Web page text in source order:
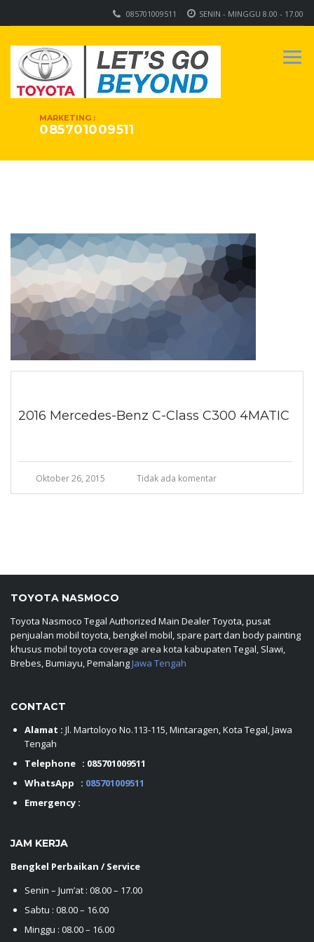
SENIN - MINGGU 8.00 - 17.00
085701009511
MARKETING :
085701009511
2016 Mercedes-Benz C-Class C300 4MATIC
Oktober 26, 2015 Tidak ada komentar
TOYOTA NASMOCO
Toyota Nasmoco Tegal Authorized Main Dealer Toyota, pusat
penjualan mobil toyota, bengkel mobil, spare part dan body painting
khusus mobil toyota coverage area kota kabupaten Tegal, Slawi,
Brebes, Bumiayu, PemalangJawa Tengah
CONTACT
Alamat : Jl. Martoloyo No.113-115, Mintaragen, Kota Tegal, Jawa
Tengah
Telephone : 085701009511
WhatsApp : 085701009511
Emergency :
JAM KERJA
Bengkel Perbaikan / Service
Senin – Jum’at : 08.00 – 17.00
Sabtu : 08.00 – 16.00
Minggu : 08.00 – 16.00